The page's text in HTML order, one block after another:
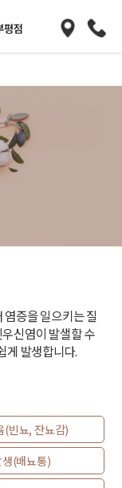
증을 일으키는 질
신염이 발샐할 수
게 발생합니다.
(빈뇨, 잔뇨감)
(배뇨통)